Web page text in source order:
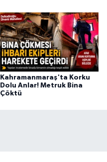
Kahramanmaraş'ta Korku
Dolu Anlar! Metruk Bina
Çöktü